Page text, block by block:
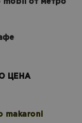
mobil от метро
ЦЕНА
makaroni